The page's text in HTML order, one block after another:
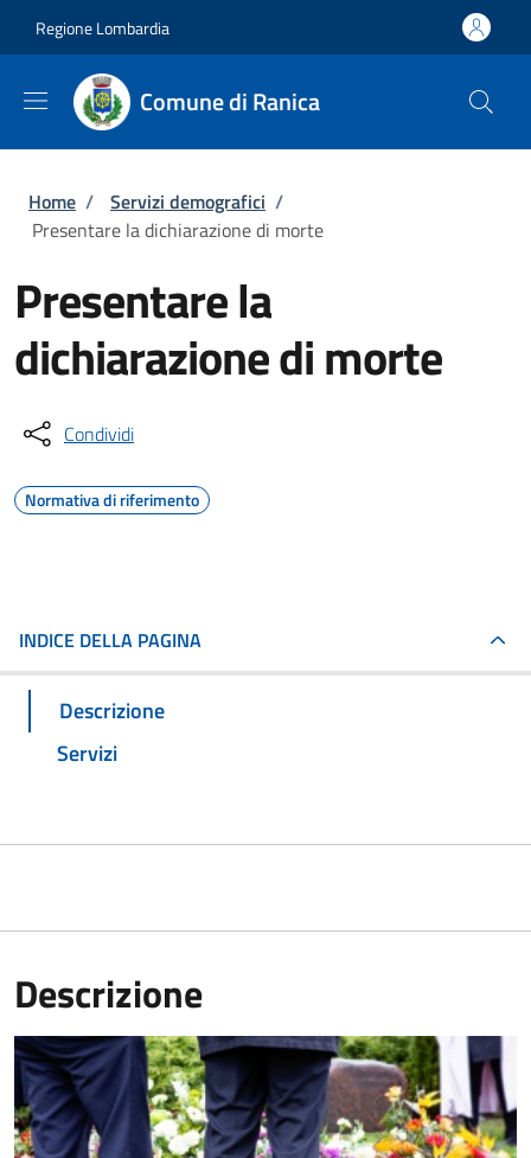
Regione Lombardia
Comune di Ranica
Briciole di pane
Home / Servizi demografici /
Presentare la dichiarazione di morte
Presentare la
dichiarazione di morte
Condividi
Normativa di riferimento
INDICE DELLA PAGINA
Descrizione
Servizi
Descrizione